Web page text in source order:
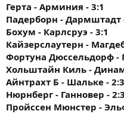
Герта - Арминия - 3:1
Падерборн - Дармштадт
Бохум - Карлсруэ - 3:1
Кайзерслаутерн -
Фортуна Дюссельдорф -
Хольштайн Киль -
Айнтрахт Б - Шальке - 2:3
Нюрнберг - Ганновер - 2:3
Пройссен Мюнстер -